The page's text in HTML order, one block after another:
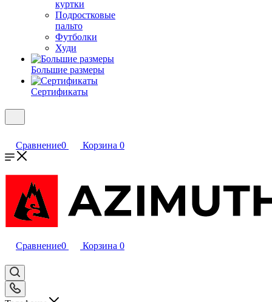
куртки
Подростковые
пальто
Футболки
Худи
Большие размеры
Сертификаты
Сравнение0 Корзина 0
Сравнение0 Корзина 0